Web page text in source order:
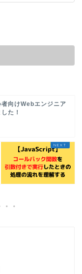
者向けWebエンジニア
た！